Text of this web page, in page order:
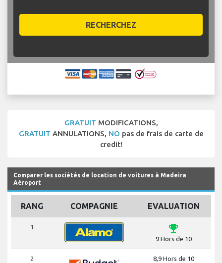
RECHERCHEZ
GRATUIT MODIFICATIONS,
GRATUIT ANNULATIONS, NO pas de frais de carte de
credit!
Comparer les sociétés de location de voitures à Madeira
Aéroport
RANG COMPAGNIE EVALUATION
1 emoji_events
9 Hors de 10
2 8,9 Hors de 10